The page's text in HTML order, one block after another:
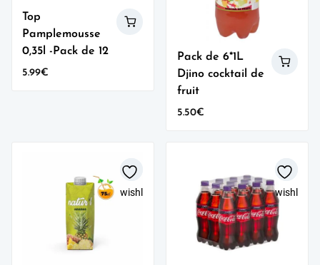
Top
Pamplemousse
0,35l -Pack de 12
5.99€
Pack de 6*1L
Djino cocktail de
fruit
5.50€
wishlist wishlist